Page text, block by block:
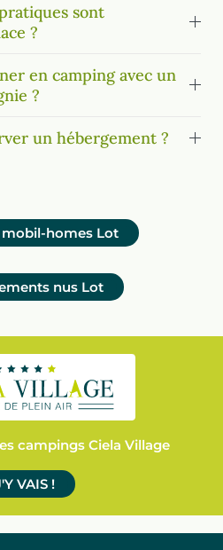
sont
?
en camping avec un
?
un hébergement ?
homesLot
nusLot
campings Ciela Village
VAIS !